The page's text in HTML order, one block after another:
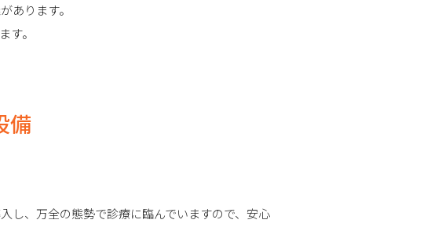
あります。
す。
備
し、万全の態勢で診療に臨んでいますので、安心